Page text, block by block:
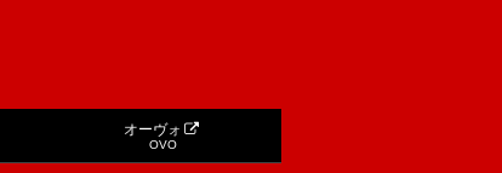
オーヴォ
OVO